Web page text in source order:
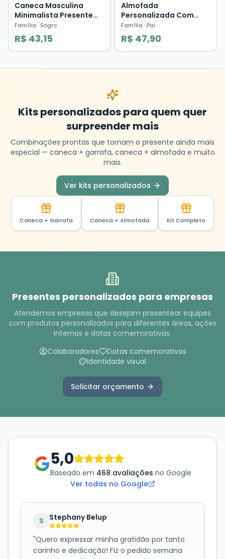
Caneca Masculina
Minimalista Presente
Sogro Segundo Pai
Família Pronta Entrega
Família · Sogro
R$ 43,15
Almofada
Personalizada Com
Foto Pai Você é Uma
Aventura Presente Dia
dos Pais
Família · Pai
R$ 47,90
Kits personalizados para quem quer
surpreender mais
Combinações prontas que tornam o presente ainda mais
especial — caneca + garrafa, caneca + almofada e muito
mais.
Ver kits personalizados
Caneca + Garrafa Caneca + Almofada Kit Completo
Presentes personalizados para empresas
Atendemos empresas que desejam presentear equipes
com produtos personalizados para diferentes áreas, ações
internas e datas comemorativas.
Colaboradores
Datas comemorativas
Identidade visual
Solicitar orçamento
5,0
Baseado em 468 avaliações no Google
Ver todas no Google
S Stephany Belup
"Quero expressar minha gratidão por tanto
carinho e dedicação! Fiz o pedido semana